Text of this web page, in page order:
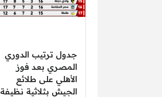
جدول ترتيب الدوري
المصري بعد فوز
الأهلي على طلائع
الجيش بثلاثية نظيفة